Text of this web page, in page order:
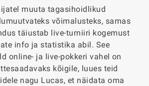
muuta tagasihoidlikud
võimalusteks, samas
täiustab live-turniiri kogemust
info ja statistika abil. See
online- ja live-pokkeri vahel on
kõigile, luues teid
nagu Lucas, et näidata oma